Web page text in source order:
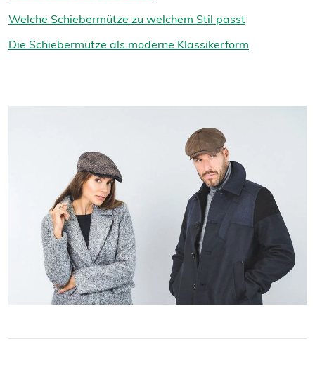
Welche Schiebermütze zu welchem Stil passt
Die Schiebermütze als moderne Klassikerform